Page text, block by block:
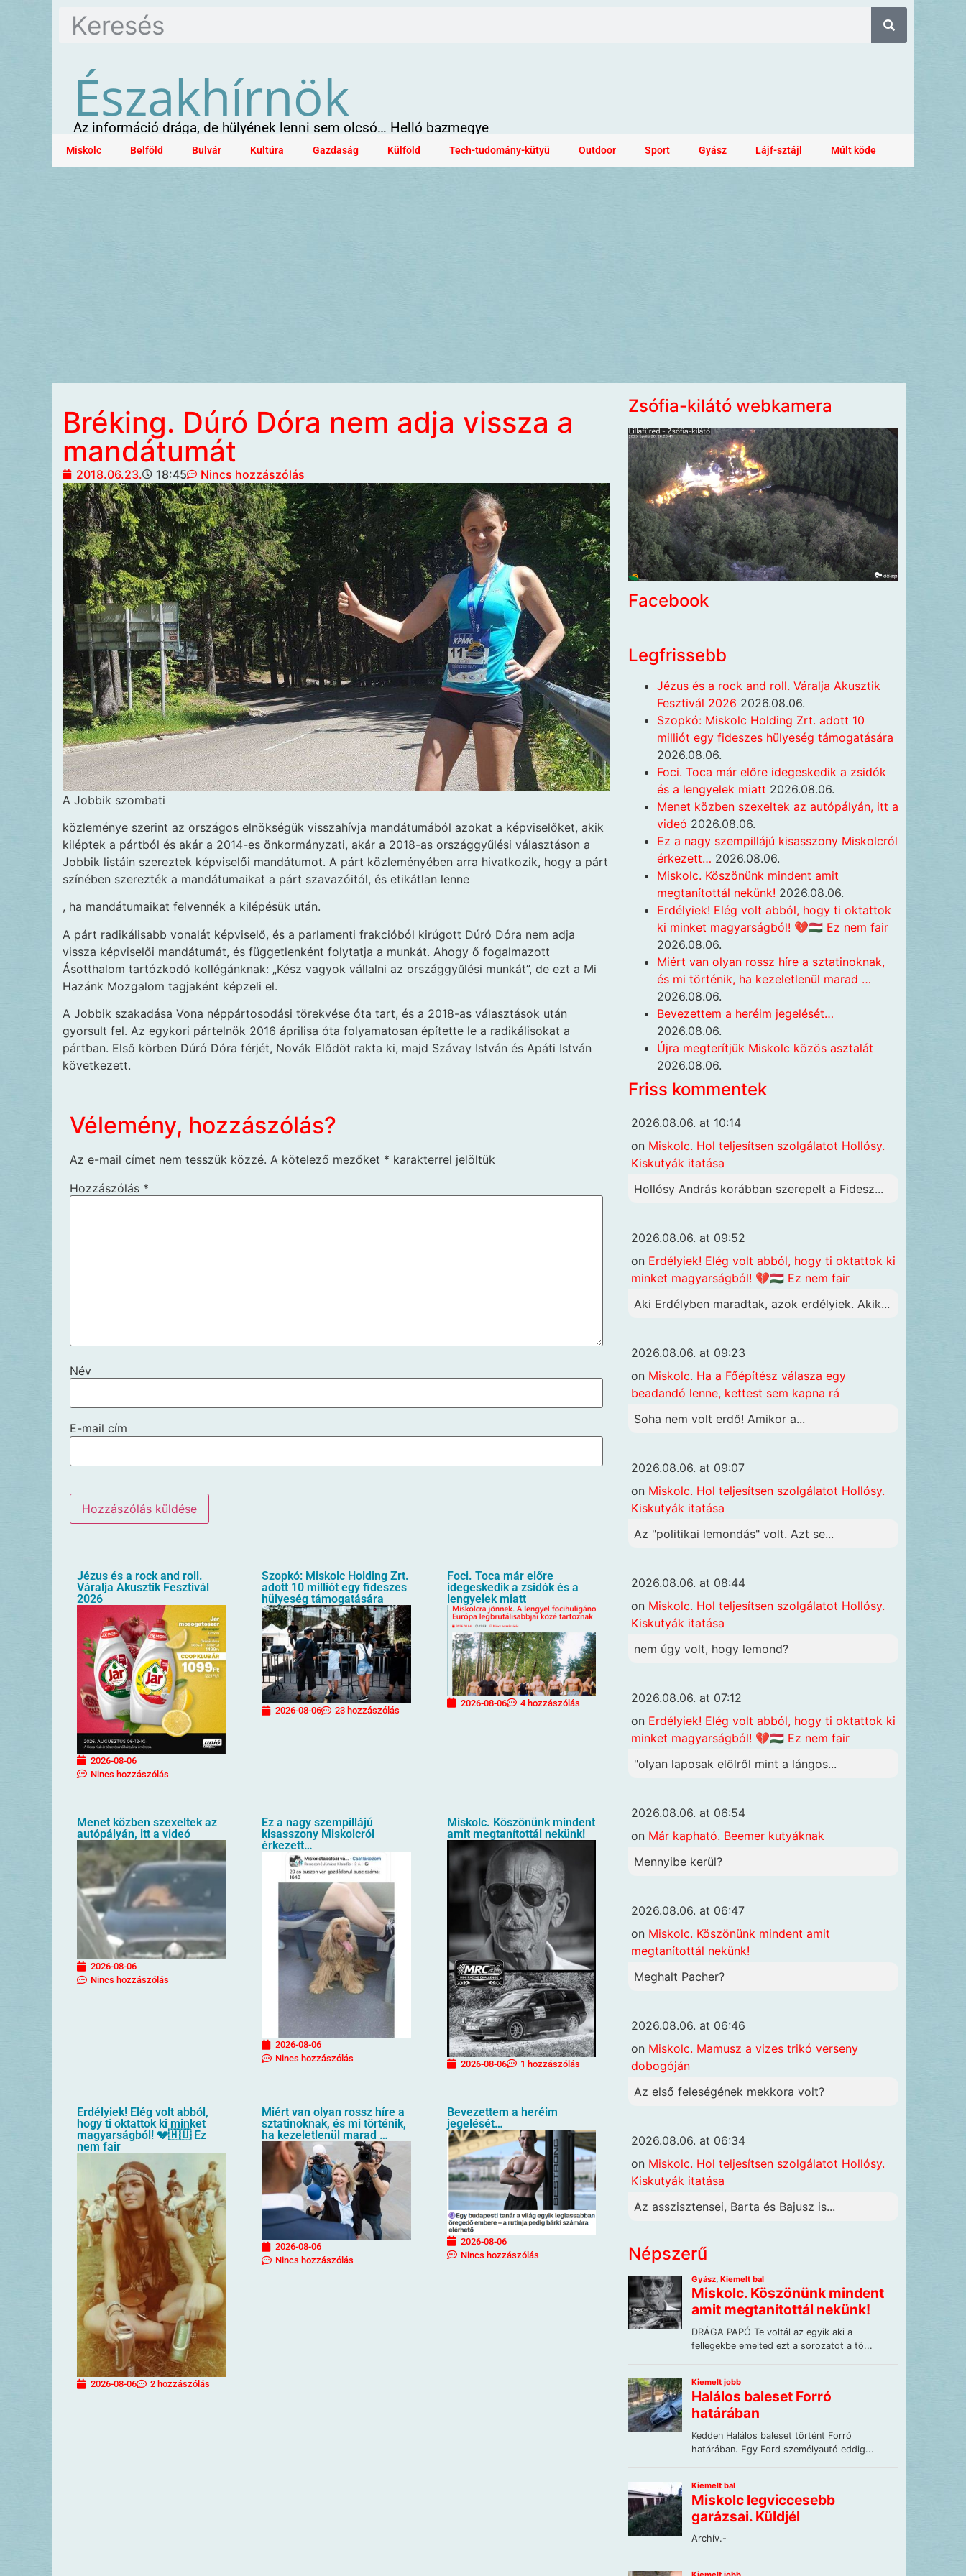
Északhírnök
Az információ drága, de hülyének lenni sem olcsó… Helló bazmegye
Miskolc Belföld Bulvár Kultúra Gazdaság Külföld Tech-tudomány-kütyü Outdoor Sport Gyász Lájf-sztájl Múlt köde
Bréking. Dúró Dóra nem adja vissza a
mandátumát
2018.06.23. 18:45 Nincs hozzászólás
A Jobbik szombati
közleménye szerint az országos elnökségük visszahívja mandátumából azokat a képviselőket, akik
kiléptek a pártból és akár a 2014-es önkormányzati, akár a 2018-as országgyűlési választáson a
Jobbik listáin szereztek képviselői mandátumot. A párt közleményében arra hivatkozik, hogy a párt
színében szerezték a mandátumaikat a párt szavazóitól, és etikátlan lenne
, ha mandátumaikat felvennék a kilépésük után.
A párt radikálisabb vonalát képviselő, és a parlamenti frakcióból kirúgott Dúró Dóra nem adja
vissza képviselői mandátumát, és függetlenként folytatja a munkát. Ahogy ő fogalmazott
Ásotthalom tartózkodó kollégánknak: „Kész vagyok vállalni az országgyűlési munkát”, de ezt a Mi
Hazánk Mozgalom tagjaként képzeli el.
A Jobbik szakadása Vona néppártosodási törekvése óta tart, és a 2018-as választások után
gyorsult fel. Az egykori pártelnök 2016 áprilisa óta folyamatosan építette le a radikálisokat a
pártban. Első körben Dúró Dóra férjét, Novák Elődöt rakta ki, majd Szávay István és Apáti István
következett.
Vélemény, hozzászólás?
Az e-mail címet nem tesszük közzé. A kötelező mezőket * karakterrel jelöltük
Hozzászólás *
Név
E-mail cím
Jézus és a rock and roll.
Váralja Akusztik Fesztivál
2026
2026-08-06
Nincs hozzászólás
Szopkó: Miskolc Holding Zrt.
adott 10 milliót egy fideszes
hülyeség támogatására
2026-08-06 23 hozzászólás
Foci. Toca már előre
idegeskedik a zsidók és a
lengyelek miatt
2026-08-06 4 hozzászólás
Menet közben szexeltek az
autópályán, itt a videó
2026-08-06
Nincs hozzászólás
Ez a nagy szempillájú
kisasszony Miskolcról
érkezett…
2026-08-06
Nincs hozzászólás
Miskolc. Köszönünk mindent
amit megtanítottál nekünk!
2026-08-06 1 hozzászólás
Erdélyiek! Elég volt abból,
hogy ti oktattok ki minket
magyarságból! 💔🇭🇺 Ez
nem fair
2026-08-06 2 hozzászólás
Miért van olyan rossz híre a
sztatinoknak, és mi történik,
ha kezeletlenül marad …
2026-08-06
Nincs hozzászólás
Bevezettem a heréim
jegelését…
2026-08-06
Nincs hozzászólás
Zsófia-kilátó webkamera
Facebook
Legfrissebb
Jézus és a rock and roll. Váralja Akusztik
Fesztivál 2026 2026.08.06.
Szopkó: Miskolc Holding Zrt. adott 10
milliót egy fideszes hülyeség támogatására
2026.08.06.
Foci. Toca már előre idegeskedik a zsidók
és a lengyelek miatt 2026.08.06.
Menet közben szexeltek az autópályán, itt a
videó 2026.08.06.
Ez a nagy szempillájú kisasszony Miskolcról
érkezett… 2026.08.06.
Miskolc. Köszönünk mindent amit
megtanítottál nekünk! 2026.08.06.
Erdélyiek! Elég volt abból, hogy ti oktattok
ki minket magyarságból! 💔🇭🇺 Ez nem fair
2026.08.06.
Miért van olyan rossz híre a sztatinoknak,
és mi történik, ha kezeletlenül marad …
2026.08.06.
Bevezettem a heréim jegelését…
2026.08.06.
Újra megterítjük Miskolc közös asztalát
2026.08.06.
Friss kommentek
2026.08.06. at 10:14
on Miskolc. Hol teljesítsen szolgálatot Hollósy.
Kiskutyák itatása
Hollósy András korábban szerepelt a Fidesz...
2026.08.06. at 09:52
on Erdélyiek! Elég volt abból, hogy ti oktattok ki
minket magyarságból! 💔🇭🇺 Ez nem fair
Aki Erdélyben maradtak, azok erdélyiek. Akik...
2026.08.06. at 09:23
on Miskolc. Ha a Főépítész válasza egy
beadandó lenne, kettest sem kapna rá
Soha nem volt erdő! Amikor a...
2026.08.06. at 09:07
on Miskolc. Hol teljesítsen szolgálatot Hollósy.
Kiskutyák itatása
Az "politikai lemondás" volt. Azt se...
2026.08.06. at 08:44
on Miskolc. Hol teljesítsen szolgálatot Hollósy.
Kiskutyák itatása
nem úgy volt, hogy lemond?
2026.08.06. at 07:12
on Erdélyiek! Elég volt abból, hogy ti oktattok ki
minket magyarságból! 💔🇭🇺 Ez nem fair
"olyan laposak elölről mint a lángos...
2026.08.06. at 06:54
on Már kapható. Beemer kutyáknak
Mennyibe kerül?
2026.08.06. at 06:47
on Miskolc. Köszönünk mindent amit
megtanítottál nekünk!
Meghalt Pacher?
2026.08.06. at 06:46
on Miskolc. Mamusz a vizes trikó verseny
dobogóján
Az első feleségének mekkora volt?
2026.08.06. at 06:34
on Miskolc. Hol teljesítsen szolgálatot Hollósy.
Kiskutyák itatása
Az asszisztensei, Barta és Bajusz is...
Népszerű